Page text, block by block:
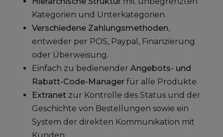
Kategorien und Unterkategorien.
Verschiedene Zahlungsmethoden,
entweder per POS, Paypal, Finanzierung
oder Überweisung.
Einfach zu bedienender Angebots- und
Rabatt-Code-Manager für alle Produkte.
Extranet zur Kontrolle des Status und der
Geschichte von Bestellungen sowie ein
System der direkten Kommunikation mit